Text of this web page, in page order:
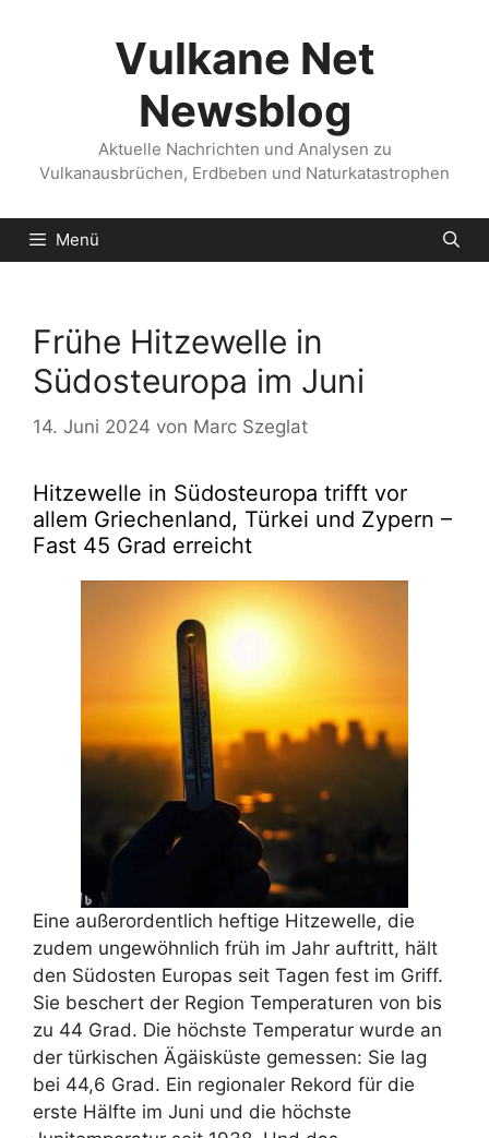
Vulkane Net
Newsblog
Aktuelle Nachrichten und Analysen zu
Vulkanausbrüchen, Erdbeben und Naturkatastrophen
Menü
Frühe Hitzewelle in
Südosteuropa im Juni
14. Juni 2024 von Marc Szeglat
Hitzewelle in Südosteuropa trifft vor
allem Griechenland, Türkei und Zypern –
Fast 45 Grad erreicht
Eine außerordentlich heftige Hitzewelle, die
zudem ungewöhnlich früh im Jahr auftritt, hält
den Südosten Europas seit Tagen fest im Griff.
Sie beschert der Region Temperaturen von bis
zu 44 Grad. Die höchste Temperatur wurde an
der türkischen Ägäisküste gemessen: Sie lag
bei 44,6 Grad. Ein regionaler Rekord für die
erste Hälfte im Juni und die höchste